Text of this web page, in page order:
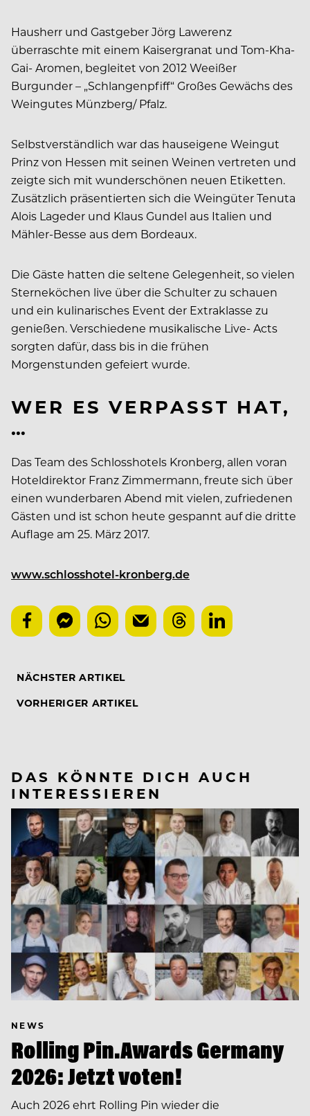
Hausherr und Gastgeber Jörg Lawerenz
überraschte mit einem Kaisergranat und Tom-Kha-
Gai- Aromen, begleitet von 2012 Weeißer
Burgunder – „Schlangenpfiff“ Großes Gewächs des
Weingutes Münzberg/ Pfalz.
Selbstverständlich war das hauseigene Weingut
Prinz von Hessen mit seinen Weinen vertreten und
zeigte sich mit wunderschönen neuen Etiketten.
Zusätzlich präsentierten sich die Weingüter Tenuta
Alois Lageder und Klaus Gundel aus Italien und
Mähler-Besse aus dem Bordeaux.
Die Gäste hatten die seltene Gelegenheit, so vielen
Sterneköchen live über die Schulter zu schauen
und ein kulinarisches Event der Extraklasse zu
genießen. Verschiedene musikalische Live- Acts
sorgten dafür, dass bis in die frühen
Morgenstunden gefeiert wurde.
WER ES VERPASST HAT,
…
Das Team des Schlosshotels Kronberg, allen voran
Hoteldirektor Franz Zimmermann, freute sich über
einen wunderbaren Abend mit vielen, zufriedenen
Gästen und ist schon heute gespannt auf die dritte
Auflage am 25. März 2017.
www.schlosshotel-kronberg.de
NÄCHSTER ARTIKEL
VORHERIGER ARTIKEL
DAS KÖNNTE DICH AUCH
INTERESSIEREN
NEWS
Rolling Pin.Awards Germany
2026: Jetzt voten!
Auch 2026 ehrt Rolling Pin wieder die